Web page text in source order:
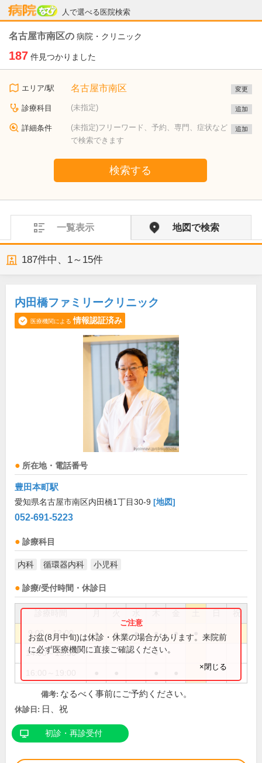
人で選べる医院検索
病院なび
名古屋市南区の 病院・クリニック
187 件見つかりました
エリア/駅 名古屋市南区 変更
診療科目 (未指定) 追加
詳細条件
(未指定)フリーワード、予約、専門、症状など
で検索できます
追加
検索する
一覧表示 地図で検索
187件中、 1～15件
内田橋ファミリークリニック
医療機関による 情報認証済み
所在地・電話番号
豊田本町駅
愛知県名古屋市南区内田橋1丁目30-9 [地図]
052-691-5223
診療科目
内科 循環器内科 小児科
診療/受付時間・休診日
祝
9:00～12:00 ● ● ● ● ●
14:00～15:30 ●
お盆(8月中旬)は休診・休業の場合があります。来院前
に必ず医療機関に直接ご確認ください。
×閉じる
備考: なるべく事前にご予約ください。
休診日: 日、祝
初診・再診受付